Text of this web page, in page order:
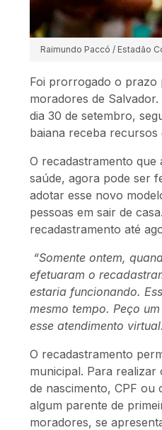
Raimundo Paccó / Estadão
Foi prorrogado o prazo
moradores de
dia 30 de setembro,
baiana receba recursos
O recadastramento que
saúde, agora pode ser
adotar esse novo
pessoas em sair de
recadastramento até
“Somente ontem,
efetuaram o
estaria funcionando.
mesmo tempo. Peço
esse atendimento
O recadastramento
municipal. Para
de nascimento, CPF ou
algum parente de
moradores, se